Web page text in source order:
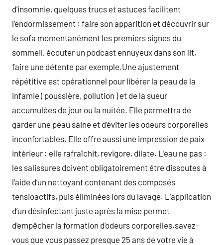
d’insomnie, quelques trucs et astuces facilitent
l’endormissement : faire son apparition et découvrir sur
le sofa momentanément les premiers signes du
sommeil, écouter un podcast ennuyeux dans son lit,
faire une détente par exemple.Une ajustement
répétitive est opérationnel pour libérer la peau de la
infamie ( poussière, pollution ) et de la sueur
accumulées de jour ou la nuitée. Elle permettra de
garder une peau saine et d’éviter les odeurs corporelles
inconfortables. Elle offre aussi une impression de paix
intérieur : elle rafraîchit, revigore, dilate. L’eau ne pas :
les salissures doivent obligatoirement être dissoutes à
l’aide d’un nettoyant contenant des composés
tensioactifs, puis éliminées lors du lavage. L’application
d’un désinfectant juste après la mise permet
d’empêcher la formation d’odeurs corporelles.savez-
vous que vous passez presque 25 ans de votre vie à